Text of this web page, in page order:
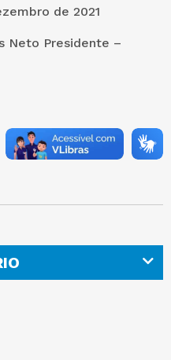
de 2021
Neto Presidente –